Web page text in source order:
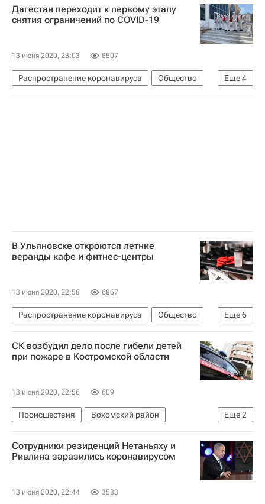
Дагестан переходит к первому этапу
снятия ограничений по COVID-19
13 июня 2020, 23:03 8507
Еще4
Распространение коронавируса
Общество
Республика Дагестан
Коронавирус COVID-19
В Ульяновске откроются летние
веранды кафе и фитнес-центры
13 июня 2020, 22:58 6867
Еще6
Распространение коронавируса
Общество
Ульяновск
Ульяновская область
Федеральная служба по надзору в сфере защиты прав потребителей и благополучия человека (Роспотребнадзор)
Коронавирус COVID-19
Коронавирус в России
СК возбудил дело после гибели детей
при пожаре в Костромской области
13 июня 2020, 22:56 609
Еще2
Происшествия
Вохомский район
Костромская область
Следственный комитет России (СК РФ)
Сотрудники резиденций Нетаньяху и
Ривлина заразились коронавирусом
13 июня 2020, 22:44 3583